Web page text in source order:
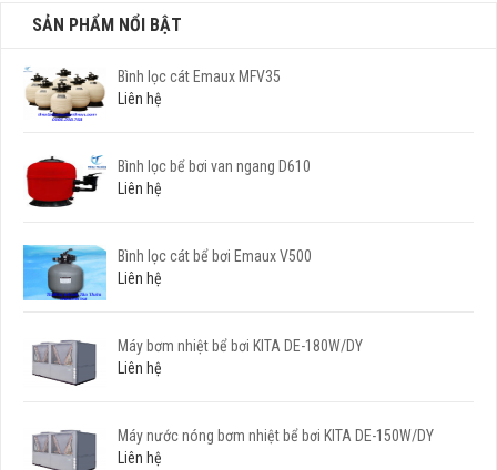
SẢN PHẨM NỔI BẬT
Bình lọc cát Emaux MFV35
Liên hệ
Bình lọc bể bơi van ngang D610
Liên hệ
Bình lọc cát bể bơi Emaux V500
Liên hệ
Máy bơm nhiệt bể bơi KITA DE-180W/DY
Liên hệ
Máy nước nóng bơm nhiệt bể bơi KITA DE-150W/DY
Liên hệ